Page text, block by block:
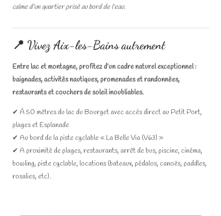
calme d’un quartier prisé au bord de l'eau.
📍 Vivez Aix-les-Bains autrement
Entre lac et montagne, profitez d’un cadre naturel exceptionnel :
baignades, activités nautiques, promenades et randonnées,
restaurants et couchers de soleil inoubliables.
✔ À 50 mètres du lac du Bourget avec accès direct au Petit Port,
plages et Esplanade
✔ Au bord de la piste cyclable « La Belle Via (V63) »
✔ A proximité de plages, restaurants, arrêt de bus, piscine, cinéma,
bowling, piste cyclable, locations (bateaux, pédalos, canoës, paddles,
rosalies, etc).